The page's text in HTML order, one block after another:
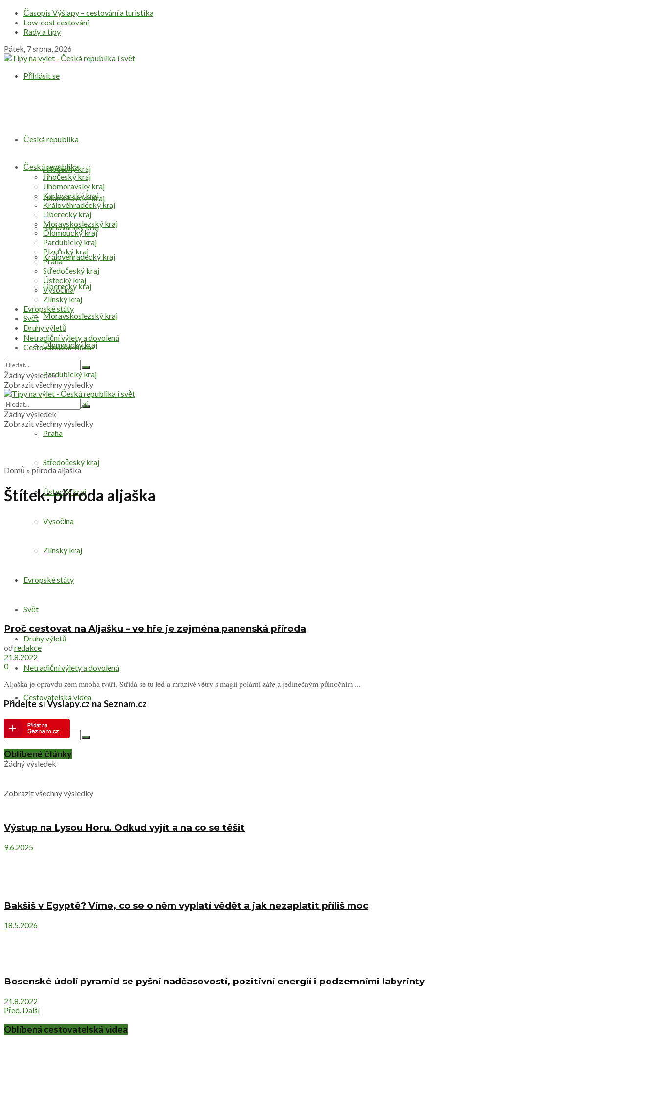
Časopis Výšlapy – cestování a turistika
Low-cost cestování
Rady a tipy
Pátek, 7 srpna, 2026
Přihlásit se
Česká republika
Jihočeský kraj
Jihomoravský kraj
Karlovarský kraj
Královéhradecký kraj
Liberecký kraj
Moravskoslezský kraj
Olomoucký kraj
Pardubický kraj
Plzeňský kraj
Praha
Středočeský kraj
Ústecký kraj
Vysočina
Zlínský kraj
Evropské státy
Svět
Druhy výletů
Netradiční výlety a dovolená
Cestovatelská videa
Žádný výsledek
Zobrazit všechny výsledky
Česká republika
Jihočeský kraj
Jihomoravský kraj
Karlovarský kraj
Královéhradecký kraj
Liberecký kraj
Moravskoslezský kraj
Olomoucký kraj
Pardubický kraj
Plzeňský kraj
Praha
Středočeský kraj
Ústecký kraj
Vysočina
Zlínský kraj
Evropské státy
Svět
Druhy výletů
Netradiční výlety a dovolená
Cestovatelská videa
Žádný výsledek
Zobrazit všechny výsledky
Žádný výsledek
Zobrazit všechny výsledky
Domů » příroda aljaška
Štítek:příroda aljaška
Proč cestovat na Aljašku – ve hře je zejména panenská příroda
od redakce
21.8.2022
0
Aljaška je opravdu zem mnoha tváří. Střídá se tu led a mrazivé větry s magií polární záře a jedinečným půlnočním ...
Přidejte si Vyslapy.cz na Seznam.cz
Oblíbené články
Výstup na Lysou Horu. Odkud vyjít a na co se těšit
9.6.2025
Bakšiš v Egyptě? Víme, co se o něm vyplatí vědět a jak nezaplatit příliš moc
18.5.2026
Bosenské údolí pyramid se pyšní nadčasovostí, pozitivní energií i podzemními labyrinty
21.8.2022
Před. Další
Oblíbená cestovatelská videa